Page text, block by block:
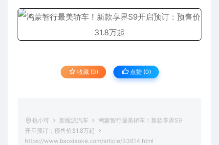
收藏 (0) 点赞 (0)
包小可 新能源汽车
鸿蒙智行最美轿车！新款享界S9
开启预订：预售价31.8万起
https://www.baoxiaoke.com/article/33614.html